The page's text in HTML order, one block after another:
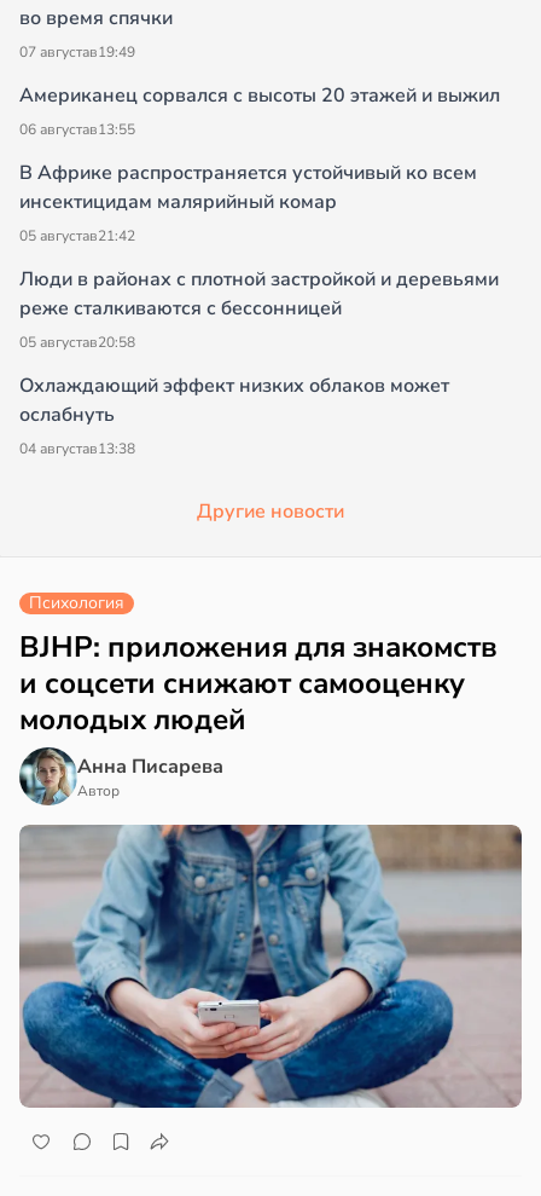
во время спячки
07 августав19:49
Американец сорвался с высоты 20 этажей и выжил
06 августав13:55
В Африке распространяется устойчивый ко всем
инсектицидам малярийный комар
05 августав21:42
Люди в районах с плотной застройкой и деревьями
реже сталкиваются с бессонницей
05 августав20:58
Охлаждающий эффект низких облаков может
ослабнуть
04 августав13:38
Другие новости
Психология
BJHP: приложения для знакомств
и соцсети снижают самооценку
молодых людей
Анна Писарева
Автор